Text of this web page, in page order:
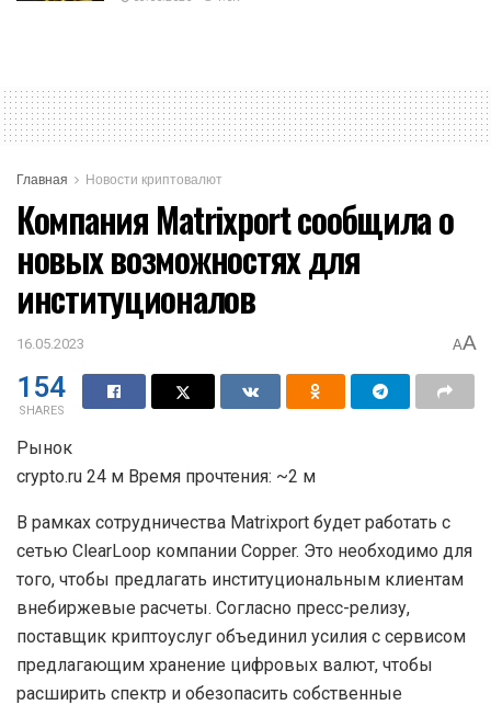
Главная Новости криптовалют
Компания Matrixport сообщила о
новых возможностях для
институционалов
16.05.2023 AA
154
SHARES
Рынок
crypto.ru 24 м Время прочтения: ~2 м
В рамках сотрудничества Matrixport будет работать с
сетью ClearLoop компании Copper. Это необходимо для
того, чтобы предлагать институциональным клиентам
внебиржевые расчеты. Согласно пресс-релизу,
поставщик криптоуслуг объединил усилия с сервисом
предлагающим хранение цифровых валют, чтобы
расширить спектр и обезопасить собственные